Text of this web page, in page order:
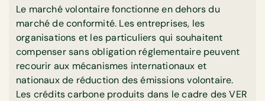
Le marché volontaire fonctionne en dehors du
marché de conformité. Les entreprises, les
organisations et les particuliers qui souhaitent
compenser sans obligation réglementaire peuvent
recourir aux mécanismes internationaux et
nationaux de réduction des émissions volontaire.
Les crédits carbone produits dans le cadre des VER